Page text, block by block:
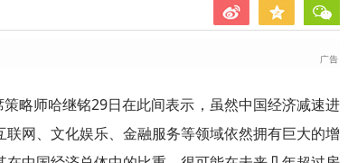
略师哈继铭29日在此间表示，虽然中国经济减速进
网、文化娱乐、金融服务等领域依然拥有巨大的增